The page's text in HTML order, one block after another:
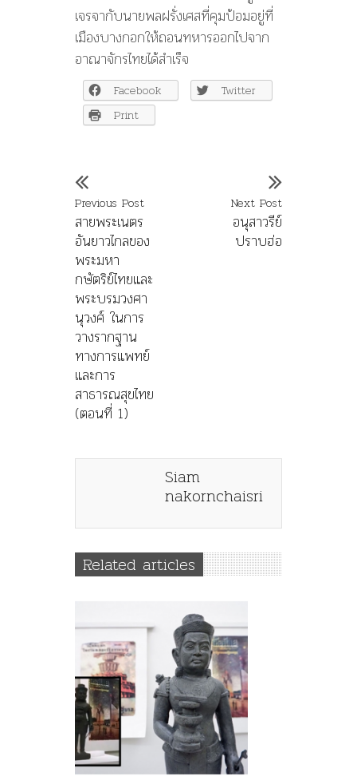
เจรจากับนายพลฝรั่งเศสที่คุมป้อมอยู่ที่
เมืองบางกอกให้ถอนทหารออกไปจาก
อาณาจักรไทยได้สำเร็จ
Facebook
Twitter
Print
Previous Post
สายพระเนตร
อันยาวไกลของ
พระมหา
กษัตริย์ไทยและ
พระบรมวงศา
นุวงศ์ ในการ
วางรากฐาน
ทางการแพทย์
และการ
สาธารณสุขไทย
(ตอนที่ 1)
Next Post
อนุสาวรีย์
ปราบฮ่อ
Siam
nakornchaisri
Related articles